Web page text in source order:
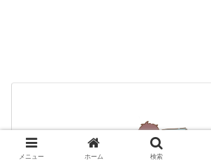
メニュー ホーム 検索